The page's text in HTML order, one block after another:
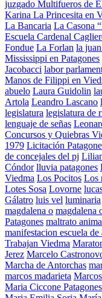
juzgado Multifueros de
Karina La Princesita en
La Bancaria La Casona
Escuela Cardenal
Fondue La Forlan la
Mississippi en Patagones
Jacobacci labor
Manos de Filippi en
abuelo Laura Guidolin
Artola Leandro Lascano
legislatura legislatura de
lenguaje de señas
Concursos y Quiebras
1979 Licitación
de concejales del pj
Cóndor lluvia patagones
Viedma Los Pocitos Los
Lotes Sosa Lovorne
Gálatro luis vel luminaria
magdalena o magdalena
Patagones maltrato
manifestacion escuela de
Trabajan Viedma
Jerez Marcelo
Marcha de Antorchas
marcos madarieta
Maria Ciccone Patagones